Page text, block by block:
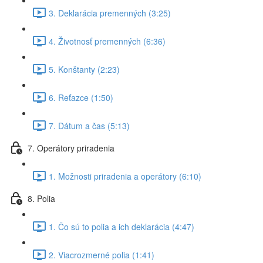
3. Deklarácia premenných (3:25)
4. Životnosť premenných (6:36)
5. Konštanty (2:23)
6. Reťazce (1:50)
7. Dátum a čas (5:13)
7. Operátory priradenia
1. Možnosti priradenia a operátory (6:10)
8. Polia
1. Čo sú to polia a ich deklarácia (4:47)
2. Viacrozmerné polia (1:41)